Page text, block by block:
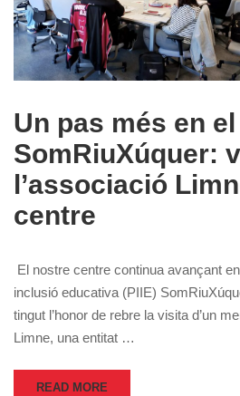
Un pas més en
SomRiuXúquer:
l’associació
centre
El nostre centre continua avançant
inclusió educativa (PIIE)
tingut l’honor de rebre la visita d’un
Limne, una entitat …
READ MORE